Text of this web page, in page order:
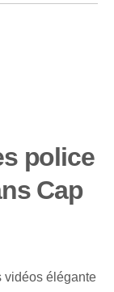
police
Cap
vidéos élégante